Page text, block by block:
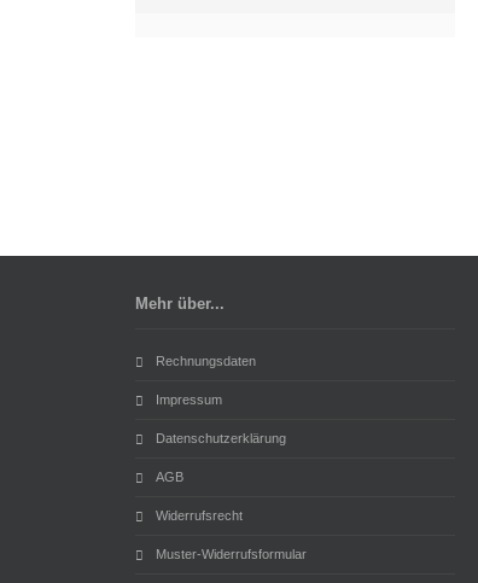
Mehr über...
Rechnungsdaten
Impressum
Datenschutzerklärung
AGB
Widerrufsrecht
Muster-Widerrufsformular